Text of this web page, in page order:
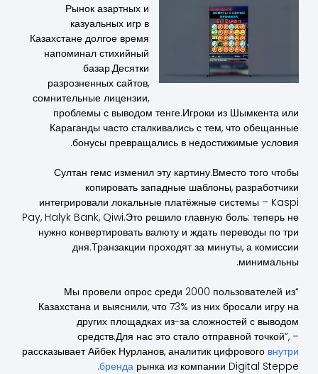
Рынок азартных и
казуальных игр в
Казахстане долгое время
напоминал стихийный
базар.Десятки
разрозненных сайтов,
сомнительные лицензии,
проблемы с выводом тенге.Игроки из Шымкента или
Караганды часто сталкивались с тем, что обещанные
бонусы превращались в недостижимые условия.
Султан гемс изменил эту картину.Вместо того чтобы
копировать западные шаблоны, разработчики
интегрировали локальные платёжные системы – Kaspi
Pay, Halyk Bank, Qiwi.Это решило главную боль: теперь не
нужно конвертировать валюту и ждать переводы по три
дня.Транзакции проходят за минуты, а комиссии
минимальны.
“Мы провели опрос среди 2000 пользователей из
Казахстана и выяснили, что 73% из них бросали игру на
других площадках из-за сложностей с выводом
средств.Для нас это стало отправной точкой”, –
рассказывает Айбек Нурланов, аналитик цифрового внутри
бренда рынка из компании Digital Steppe.